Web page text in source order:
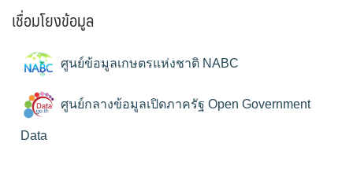
เชื่อมโยงข้อมูล
ศูนย์ข้อมูลเกษตรแห่งชาติ NABC
ศูนย์กลางข้อมูลเปิดภาครัฐ Open Government
Data